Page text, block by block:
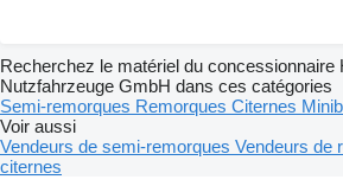
Recherchez le matériel du concessionnaire
Nutzfahrzeuge GmbH dans ces catégories
Semi-remorques Remorques Citernes
Voir aussi
Vendeurs de semi-remorques Vendeurs de
citernes